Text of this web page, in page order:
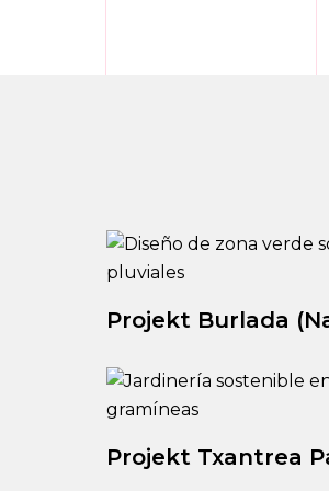
Projekt Burlada
Projekt Txantrea